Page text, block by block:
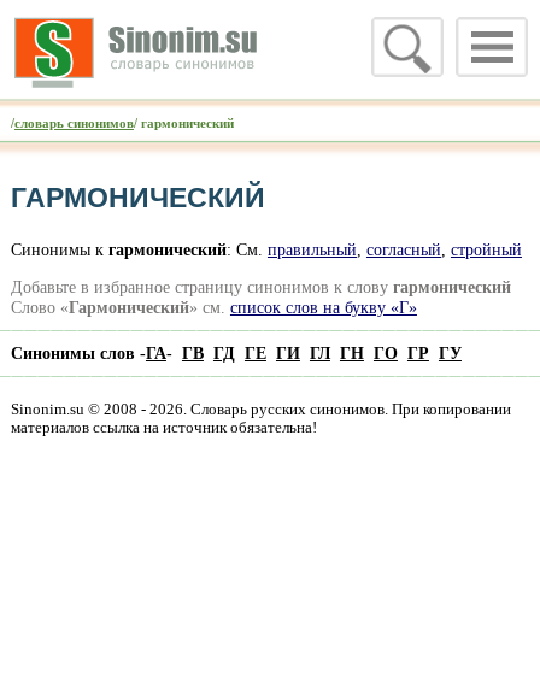
/словарь синонимов/ гармонический
ГАРМОНИЧЕСКИЙ
Синонимы к гармонический: См. правильный согласный стройный
Добавьте в избранное страницу синонимов к слову гармонический
Слово «Гармонический» см. список слов на букву «Г»
Синонимы слов -ГА- ГВ ГД ГЕ ГИ ГЛ ГН ГО ГР ГУ
Sinonim.su © 2008 - 2026. Словарь русских синонимов. При копировании
материалов ссылка на источник обязательна!